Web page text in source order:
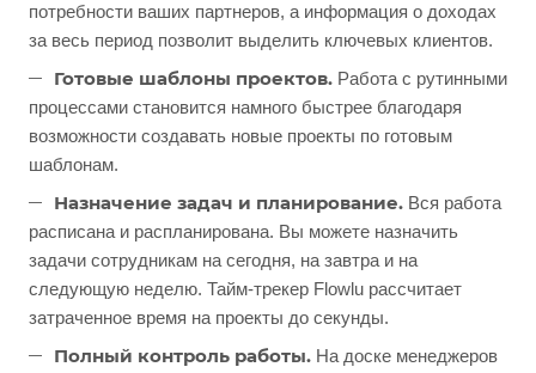
потребности ваших партнеров, а информация о доходах
за весь период позволит выделить ключевых клиентов.
Готовые шаблоны проектов. Работа с рутинными
процессами становится намного быстрее благодаря
возможности создавать новые проекты по готовым
шаблонам.
Назначение задач и планирование. Вся работа
расписана и распланирована. Вы можете назначить
задачи сотрудникам на сегодня, на завтра и на
следующую неделю. Тайм-трекер Flowlu рассчитает
затраченное время на проекты до секунды.
Полный контроль работы. На доске менеджеров